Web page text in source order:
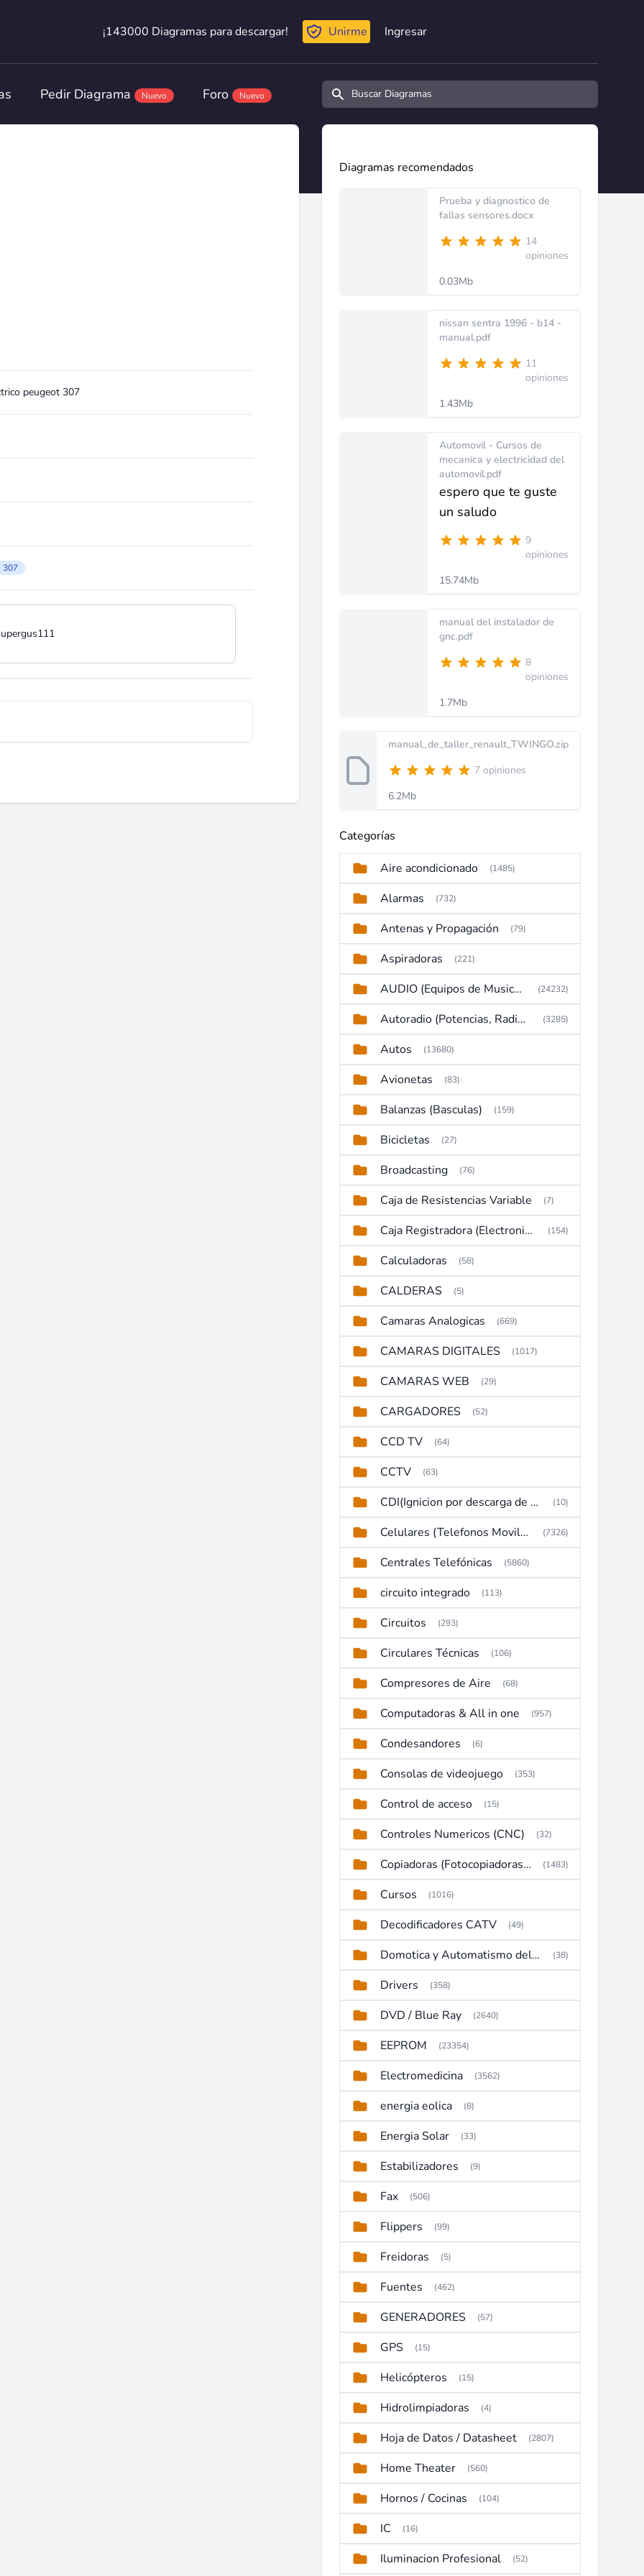
¡143000 Diagramas para descargar!
¡143000 Diagramas para descargar! Unirme Ingresar
Pedir Diagrama Nuevo Foro Nuevo Buscar diagramas y manuales
peugeot 307
307
Diagramas recomendados
Prueba y diagnostico de
fallas sensores.docx
14
opiniones
0.03Mb
nissan sentra 1996 - b14 -
manual.pdf
11
opiniones
1.43Mb
Automovil - Cursos de
mecanica y electricidad del
automovil.pdf
espero que te guste
un saludo
9
opiniones
15.74Mb
manual del instalador de
gnc.pdf
8
opiniones
1.7Mb
manual_de_taller_renault_TWINGO.zip
7 opiniones
6.2Mb
Categorías
Aire acondicionado (1485)
Alarmas (732)
Antenas y Propagación (79)
Aspiradoras (221)
AUDIO (Equipos de Musica, Amplificadores, Reproductores, Etc) (24232)
Autoradio (Potencias, Radios y DVD) (3285)
Autos (13680)
Avionetas (83)
Balanzas (Basculas) (159)
Bicicletas (27)
Broadcasting (76)
Caja de Resistencias Variable (7)
Caja Registradora (Electronic Cash Register) (154)
Calculadoras (58)
CALDERAS (5)
Camaras Analogicas (669)
CAMARAS DIGITALES (1017)
CAMARAS WEB (29)
CARGADORES (52)
CCD TV (64)
CCTV (63)
CDI(Ignicion por descarga de capacitor) (10)
Celulares (Telefonos Moviles) (7326)
Centrales Telefónicas (5860)
circuito integrado (113)
Circuitos (293)
Circulares Técnicas (106)
Compresores de Aire (68)
Computadoras & All in one (957)
Condesandores (6)
Consolas de videojuego (353)
Control de acceso (15)
Controles Numericos (CNC) (32)
Copiadoras (Fotocopiadoras, Multifunctions, Ploter, etc) (1483)
Cursos (1016)
Decodificadores CATV (49)
Domotica y Automatismo del hogar (38)
Drivers (358)
DVD / Blue Ray (2640)
EEPROM (23354)
Electromedicina (3562)
energia eolica (8)
Energia Solar (33)
Estabilizadores (9)
Fax (506)
Flippers (99)
Freidoras (5)
Fuentes (462)
GENERADORES (57)
GPS (15)
Helicópteros (15)
Hidrolimpiadoras (4)
Hoja de Datos / Datasheet (2807)
Home Theater (560)
Hornos / Cocinas (104)
IC (16)
Iluminacion Profesional (52)